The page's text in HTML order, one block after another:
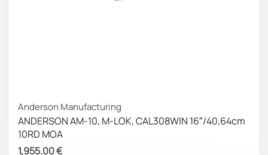
Anderson Manufacturing
ANDERSON AM-10, M-LOK, CAL308WIN 16″/40,64cm
10RD MOA
1,955.00€